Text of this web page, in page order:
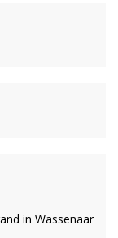
in Wassenaar